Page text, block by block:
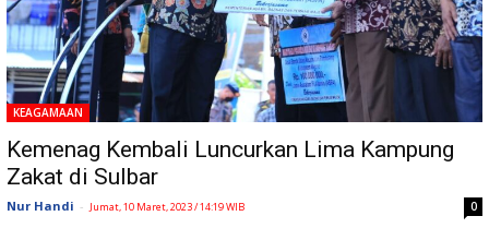
KEAGAMAAN
Kemenag Kembali Luncurkan Lima Kampung
Zakat di Sulbar
Nur Handi - Jumat, 10 Maret, 2023 / 14:19 WIB 0